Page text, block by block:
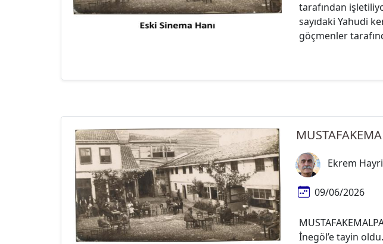
tarafından
sayıdaki Yahudi
göçmenler
Ekrem Hayri
09/06/2026
İnegöl’e tayin